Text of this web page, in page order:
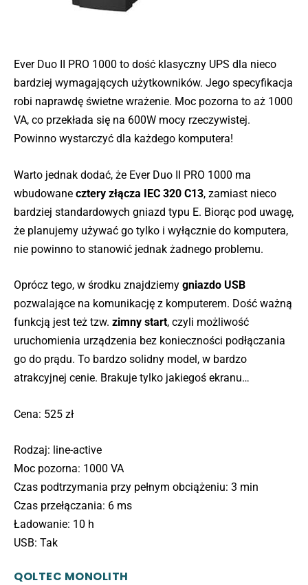
Ever Duo II PRO 1000 to dość klasyczny UPS dla nieco
bardziej wymagających użytkowników. Jego specyfikacja
robi naprawdę świetne wrażenie. Moc pozorna to aż 1000
VA, co przekłada się na 600W mocy rzeczywistej.
Powinno wystarczyć dla każdego komputera!
Warto jednak dodać, że Ever Duo II PRO 1000 ma
wbudowane cztery złącza IEC 320 C13, zamiast nieco
bardziej standardowych gniazd typu E. Biorąc pod uwagę,
że planujemy używać go tylko i wyłącznie do komputera,
nie powinno to stanowić jednak żadnego problemu.
Oprócz tego, w środku znajdziemy gniazdo USB
pozwalające na komunikację z komputerem. Dość ważną
funkcją jest też tzw. zimny start, czyli możliwość
uruchomienia urządzenia bez konieczności podłączania
go do prądu. To bardzo solidny model, w bardzo
atrakcyjnej cenie. Brakuje tylko jakiegoś ekranu…
Cena: 525 zł
Rodzaj: line-active
Moc pozorna: 1000 VA
Czas podtrzymania przy pełnym obciążeniu: 3 min
Czas przełączania: 6 ms
Ładowanie: 10 h
USB: Tak
QOLTEC MONOLITH